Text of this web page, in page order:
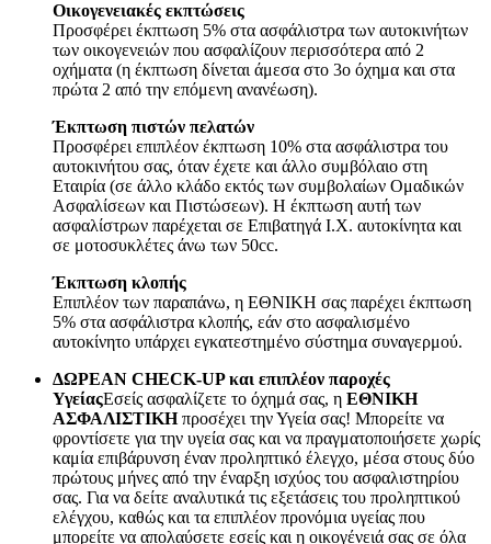
Οικογενειακές εκπτώσεις
Προσφέρει έκπτωση 5% στα ασφάλιστρα των αυτοκινήτων
των οικογενειών που ασφαλίζουν περισσότερα από 2
οχήματα (η έκπτωση δίνεται άμεσα στο 3ο όχημα και στα
πρώτα 2 από την επόμενη ανανέωση).
Έκπτωση πιστών πελατών
Προσφέρει επιπλέον έκπτωση 10% στα ασφάλιστρα του
αυτοκινήτου σας, όταν έχετε και άλλο συμβόλαιο στη
Εταιρία (σε άλλο κλάδο εκτός των συμβολαίων Ομαδικών
Ασφαλίσεων και Πιστώσεων). Η έκπτωση αυτή των
ασφαλίστρων παρέχεται σε Επιβατηγά Ι.Χ. αυτοκίνητα και
σε μοτοσυκλέτες άνω των 50cc.
Έκπτωση κλοπής
Επιπλέον των παραπάνω, η ΕΘΝΙΚΗ σας παρέχει έκπτωση
5% στα ασφάλιστρα κλοπής, εάν στο ασφαλισμένο
αυτοκίνητο υπάρχει εγκατεστημένο σύστημα συναγερμού.
ΔΩΡΕΑΝ CHECK-UP και επιπλέον παροχές
ΥγείαςΕσείς ασφαλίζετε το όχημά σας, η ΕΘΝΙΚΗ
ΑΣΦΑΛΙΣΤΙΚΗπροσέχει την Υγεία σας! Μπορείτε να
φροντίσετε για την υγεία σας και να πραγματοποιήσετε χωρίς
καμία επιβάρυνση έναν προληπτικό έλεγχο, μέσα στους δύο
πρώτους μήνες από την έναρξη ισχύος του ασφαλιστηρίου
σας. Για να δείτε αναλυτικά τις εξετάσεις του προληπτικού
ελέγχου, καθώς και τα επιπλέον προνόμια υγείας που
μπορείτε να απολαύσετε εσείς και η οικογένειά σας σε όλα